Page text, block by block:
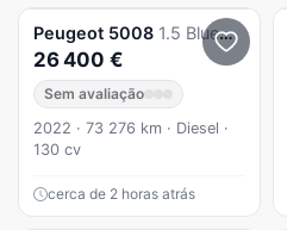
Peugeot 5008 1.5 BlueHDi GT Pack EAT8
26 400 €
Sem avaliação
2022 · 73 276 km · Diesel ·
130 cv
cerca de 2 horas atrás